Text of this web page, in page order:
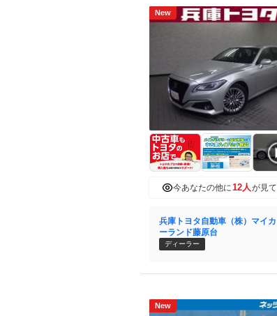
New
今あなたの他に 12人 が見
兵庫トヨタ自動車（株）マイカ
ーランド藤原台
ディーラー
New